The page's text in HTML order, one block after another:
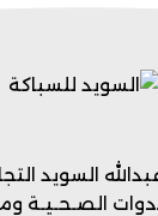
السويد
الصـحـيـة